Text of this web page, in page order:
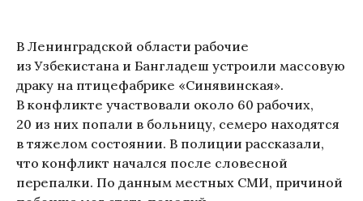
В Ленинградской области рабочие
из Узбекистана и Бангладеш устроили массовую
драку на птицефабрике «Синявинская».
В конфликте участвовали около 60 рабочих,
20 из них попали в больницу, семеро находятся
в тяжелом состоянии. В полиции рассказали,
что конфликт начался после словесной
перепалки. По данным местных СМИ, причиной